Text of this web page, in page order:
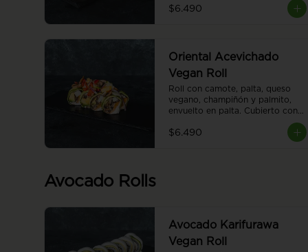
$6.490
Oriental Acevichado
Vegan Roll
Roll con camote, palta, queso
vegano, champiñón y palmito,
envuelto en palta. Cubierto con
piezas.
$6.490
Avocado Rolls
Avocado Karifurawa
Vegan Roll